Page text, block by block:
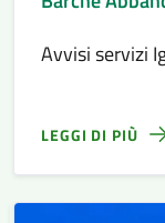
Avvisi servizi
LEGGI DI PIÙ